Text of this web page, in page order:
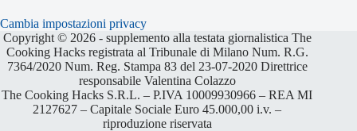
Cambia impostazioni privacy
Copyright © 2026 - supplemento alla testata giornalistica The
Cooking Hacks registrata al Tribunale di Milano Num. R.G.
7364/2020 Num. Reg. Stampa 83 del 23-07-2020 Direttrice
responsabile Valentina Colazzo
The Cooking Hacks S.R.L. – P.IVA 10009930966 – REA MI
2127627 – Capitale Sociale Euro 45.000,00 i.v. –
riproduzione riservata